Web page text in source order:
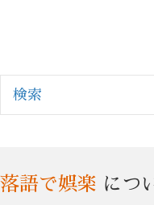
検索
落語で娯楽 につ